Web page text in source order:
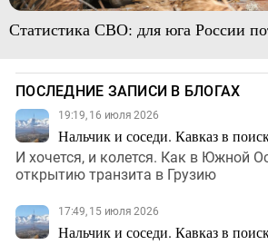
Статистика СВО: для юга России
ПОСЛЕДНИЕ ЗАПИСИ В БЛОГАХ
19:19, 16 июля 2026
Нальчик и соседи. Кавказ в
И хочется, и колется. Как в Южной
открытию транзита в Грузию
17:49, 15 июля 2026
Нальчик и соседи. Кавказ в